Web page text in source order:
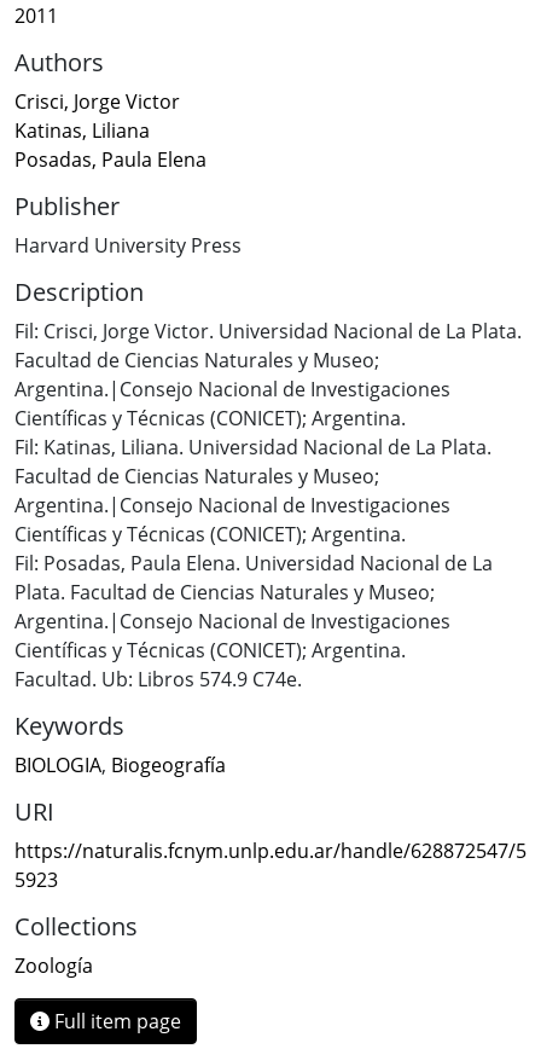
2011
Authors
Crisci, Jorge Victor
Katinas, Liliana
Posadas, Paula Elena
Publisher
Harvard University Press
Description
Fil: Crisci, Jorge Victor. Universidad Nacional de La Plata.
Facultad de Ciencias Naturales y Museo;
Argentina.|Consejo Nacional de Investigaciones
Científicas y Técnicas (CONICET); Argentina.
Fil: Katinas, Liliana. Universidad Nacional de La Plata.
Facultad de Ciencias Naturales y Museo;
Argentina.|Consejo Nacional de Investigaciones
Científicas y Técnicas (CONICET); Argentina.
Fil: Posadas, Paula Elena. Universidad Nacional de La
Plata. Facultad de Ciencias Naturales y Museo;
Argentina.|Consejo Nacional de Investigaciones
Científicas y Técnicas (CONICET); Argentina.
Facultad. Ub: Libros 574.9 C74e.
Keywords
BIOLOGIA, Biogeografía
URI
https://naturalis.fcnym.unlp.edu.ar/handle/628872547/5
5923
Collections
Zoología
Full item page